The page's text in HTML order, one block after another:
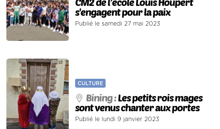
s'engagent pour la paix
Publié le samedi 27 mai 2023
CULTURE
Bining :Les petits rois mages
sont venus chanter aux portes
Publié le lundi 9 janvier 2023